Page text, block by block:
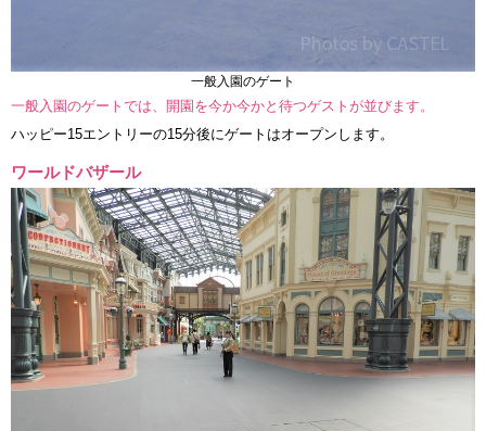
一般入園のゲート
一般入園のゲートでは、開園を今か今かと待つゲストが並びます。
ハッピー15エントリーの15分後にゲートはオープンします。
ワールドバザール